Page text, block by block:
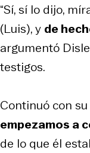
“Sí, sí lo dijo,
(Luis), y de
argumentó
testigos.
Continuó con
empezamos a
de lo que él